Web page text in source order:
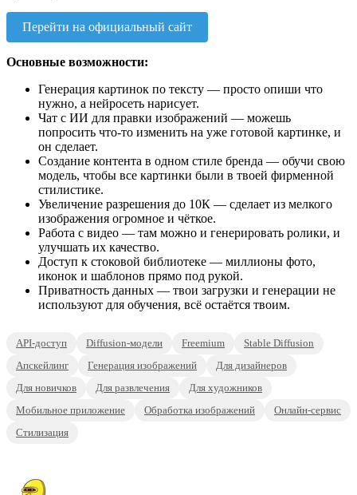
Перейти на официальный сайт
Основные возможности:
Генерация картинок по тексту — просто опиши что
нужно, а нейросеть нарисует.
Чат с ИИ для правки изображений — можешь
попросить что-то изменить на уже готовой картинке, и
он сделает.
Создание контента в одном стиле бренда — обучи свою
модель, чтобы все картинки были в твоей фирменной
стилистике.
Увеличение разрешения до 10К — сделает из мелкого
изображения огромное и чёткое.
Работа с видео — там можно и генерировать ролики, и
улучшать их качество.
Доступ к стоковой библиотеке — миллионы фото,
иконок и шаблонов прямо под рукой.
Приватность данных — твои загрузки и генерации не
используют для обучения, всё остаётся твоим.
API-доступ Diffusion-модели Freemium
Stable Diffusion
Апскейлинг
Генерация изображений
Для дизайнеров
Для новичков
Для развлечения
Для художников
Мобильное приложение
Обработка изображений
Онлайн-сервис
Стилизация